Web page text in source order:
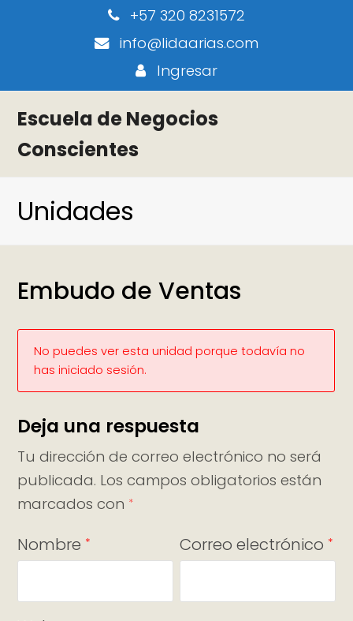
+57 320 8231572
info@lidaarias.com
Ingresar
Escuela de Negocios
Conscientes
Unidades
Embudo de Ventas
No puedes ver esta unidad porque todavía no
has iniciado sesión.
Deja una respuesta
Tu dirección de correo electrónico no será
publicada. Los campos obligatorios están
marcados con *
Nombre * Correo electrónico *